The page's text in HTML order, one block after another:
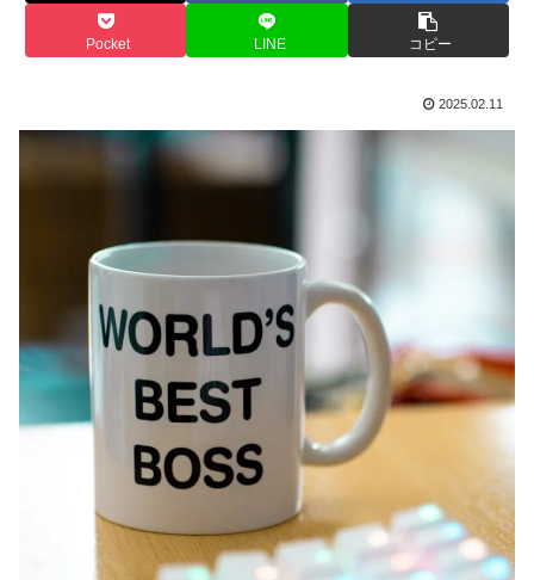
Pocket LINE コピー
2025.02.11